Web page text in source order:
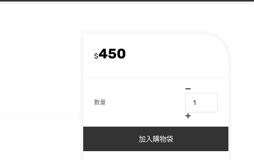
$450
數量
加入購物袋